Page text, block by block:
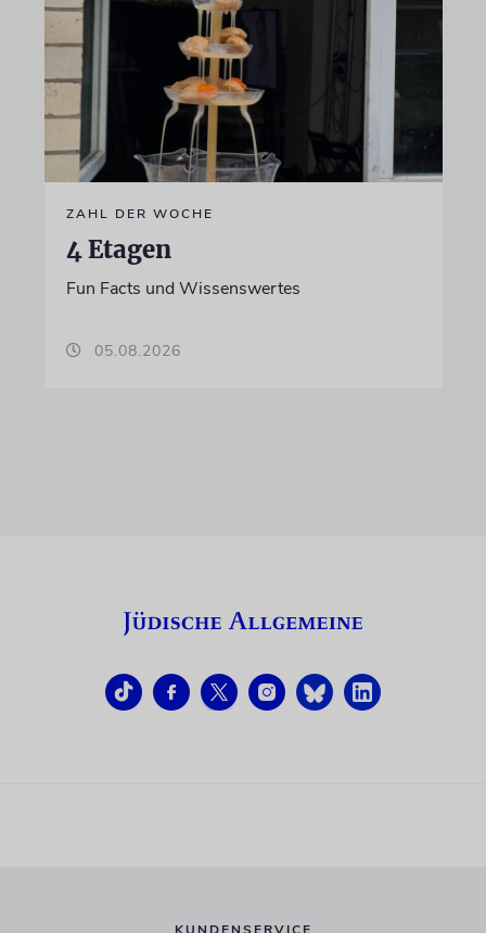
ZAHL DER WOCHE
4 Etagen
Fun Facts und Wissenswertes
05.08.2026